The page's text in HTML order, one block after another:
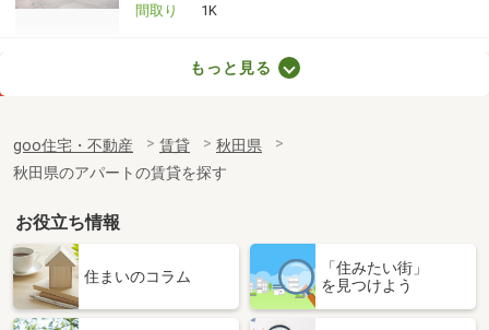
間取り
1K
専有面積
76.39m²
間取り
3LDK
秋田県秋田市大町４
価 格
7.40万円
秋田県秋田市大町４
専有面積 23.61m²
もっと見る
goo住宅・不動産 賃貸
秋田県
秋田県のアパートの賃貸を探す
お役立ち情報
住まいのコラム
「住みたい街」
を見つけよう